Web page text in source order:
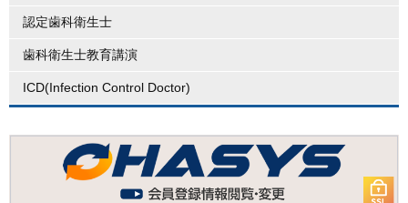
認定歯科衛生士
歯科衛生士教育講演
ICD(Infection Control Doctor)